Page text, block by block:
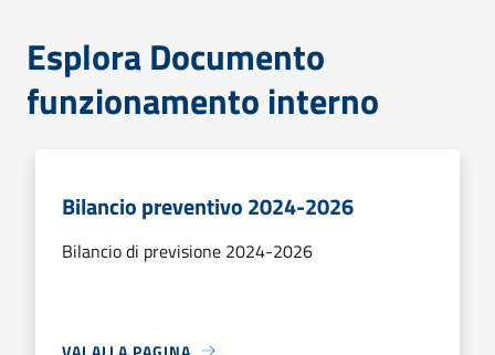
Esplora Documento
funzionamento interno
Bilancio preventivo 2024-2026
Bilancio di previsione 2024-2026